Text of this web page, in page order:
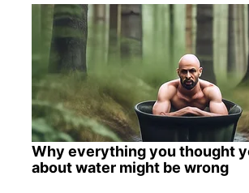
Why everything you thought
about water might be wrong